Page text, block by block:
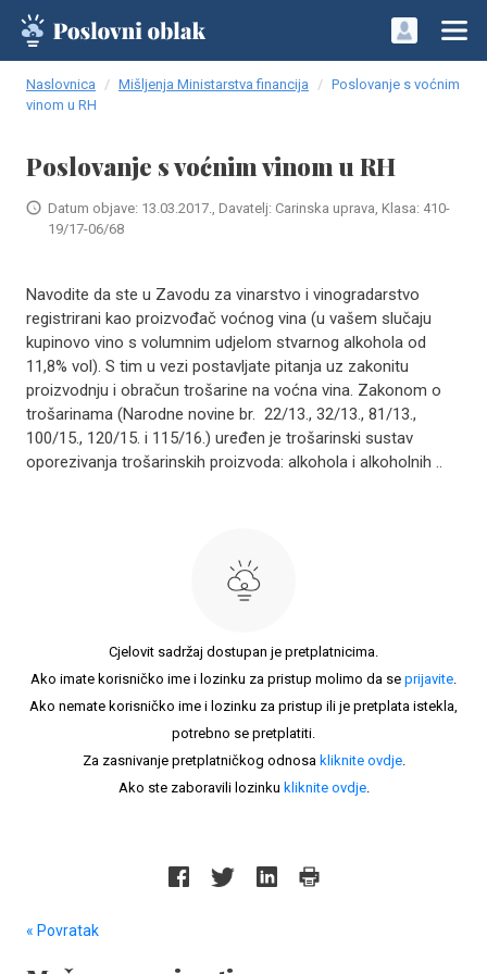
Naslovnica Mišljenja Ministarstva financija
Poslovanje s voćnim
vinom u RH
Poslovanje s voćnim vinom u RH
Datum objave: 13.03.2017., Davatelj: Carinska uprava, Klasa: 410-
19/17-06/68
Navodite da ste u Zavodu za vinarstvo i vinogradarstvo
registrirani kao proizvođač voćnog vina (u vašem slučaju
kupinovo vino s volumnim udjelom stvarnog alkohola od
11,8% vol). S tim u vezi postavljate pitanja uz zakonitu
proizvodnju i obračun trošarine na voćna vina. Zakonom o
trošarinama (Narodne novine br. 22/13., 32/13., 81/13.,
100/15., 120/15. i 115/16.) uređen je trošarinski sustav
oporezivanja trošarinskih proizvoda: alkohola i alkoholnih ..
Cjelovit sadržaj dostupan je pretplatnicima.
Ako imate korisničko ime i lozinku za pristup molimo da se prijavite.
Ako nemate korisničko ime i lozinku za pristup ili je pretplata istekla,
potrebno se pretplatiti.
Za zasnivanje pretplatničkog odnosa kliknite ovdje.
Ako ste zaboravili lozinku kliknite ovdje.
« Povratak